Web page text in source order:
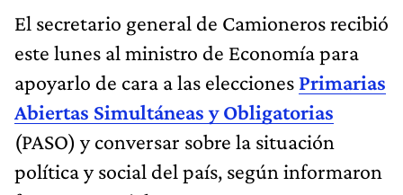
este lunes al ministro de Economía para
apoyarlo de cara a las eleccionesPrimarias
Abiertas Simultáneas y Obligatorias
(PASO) y conversar sobre la situación
política y social del país, según informaron
fuentes gremiales.